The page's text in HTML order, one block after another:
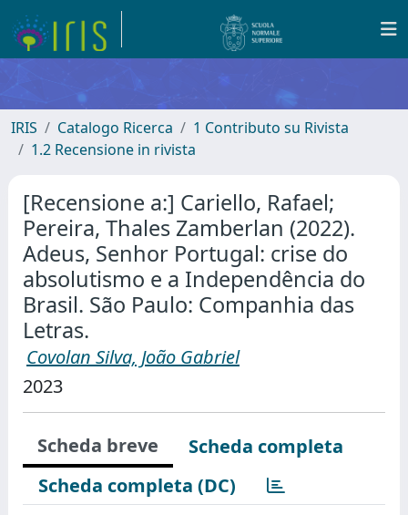
IRIS Catalogo Ricerca
1 Contributo su Rivista
1.2 Recensione in rivista
[Recensione a:] Cariello, Rafael;
Pereira, Thales Zamberlan (2022).
Adeus, Senhor Portugal: crise do
absolutismo e a Independência do
Brasil. São Paulo: Companhia das
Letras.
Covolan Silva, João Gabriel
2023
Scheda breve
Scheda completa
Scheda completa (DC)